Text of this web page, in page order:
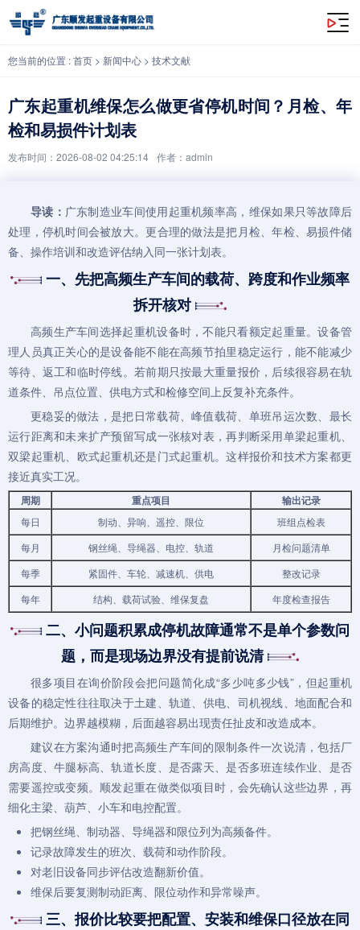
广东起重机维保怎么做更省停机时间？月检、年检和易损件计划表
您当前的位置 :首页 > 新闻中心 > 技术文献
广东起重机维保怎么做更省停机时间？月检、年
检和易损件计划表
发布时间：2026-08-02 04:25:14 作者：admin
导读： 广东制造业车间使用起重机频率高，维保如果只等故障后
处理，停机时间会被放大。更合理的做法是把月检、年检、易损件储
备、操作培训和改造评估纳入同一张计划表。
一、先把高频生产车间的载荷、跨度和作业频率
拆开核对
高频生产车间选择起重机设备时，不能只看额定起重量。设备管
理人员真正关心的是设备能不能在高频节拍里稳定运行，能不能减少
等待、返工和临时停线。若前期只按最大重量报价，后续很容易在轨
道条件、吊点位置、供电方式和检修空间上反复补充条件。
更稳妥的做法，是把日常载荷、峰值载荷、单班吊运次数、最长
运行距离和未来扩产预留写成一张核对表，再判断采用单梁起重机、
双梁起重机、 欧式起重机还是门式起重机。这样报价和技术方案都更
接近真实工况。
周期 重点项目 输出记录
每日 制动、异响、遥控、限位
班组点检表
每月
钢丝绳、导绳器、电控、轨道
月检问题清单
每季
紧固件、车轮、减速机、供电
整改记录
每年
结构、载荷试验、维保复盘 年度检查报告
二、小问题积累成停机故障通常不是单个参数问
题，而是现场边界没有提前说清
很多项目在询价阶段会把问题简化成“多少吨多少钱”，但起重机
设备的稳定性往往取决于土建、轨道、供电、司机视线、地面配合和
后期维护。边界越模糊，后面越容易出现责任扯皮和改造成本。
建议在方案沟通时把高频生产车间的限制条件一次说清，包括厂
房高度、牛腿标高、轨道长度、是否露天、是否多班连续作业、是否
需要遥控或变频。顺发起重在做类似项目时，会先确认这些边界，再
细化主梁、葫芦、小车和电控配置。
把钢丝绳、制动器、导绳器和限位列为高频备件。
记录故障发生的班次、载荷和动作阶段。
对老旧设备同步评估改造翻新价值。
维保后要复测制动距离、限位动作和异常噪声。
三、报价比较要把配置、安装和维保口径放在同